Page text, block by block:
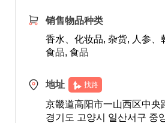
销售物品种类
香水、化妆品, 杂货, 人参、
食品, 食品
地址 找路
京畿道高阳市一山西区中央
경기도 고양시 일산서구 중